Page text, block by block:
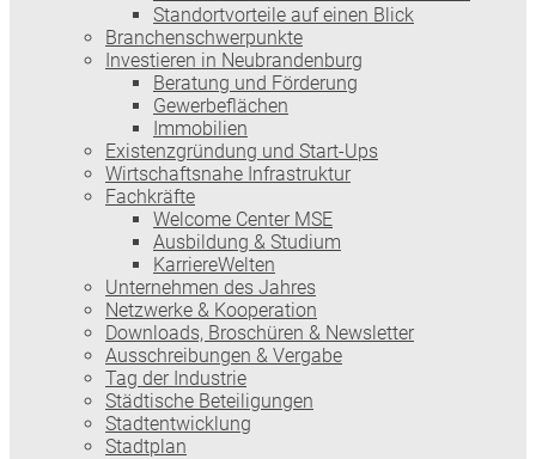
Standortvorteile auf einen Blick
Branchenschwerpunkte
Investieren in Neubrandenburg
Beratung und Förderung
Gewerbeflächen
Immobilien
Existenzgründung und Start-Ups
Wirtschaftsnahe Infrastruktur
Fachkräfte
Welcome Center MSE
Ausbildung & Studium
KarriereWelten
Unternehmen des Jahres
Netzwerke & Kooperation
Downloads, Broschüren & Newsletter
Ausschreibungen & Vergabe
Tag der Industrie
Städtische Beteiligungen
Stadtentwicklung
Stadtplan